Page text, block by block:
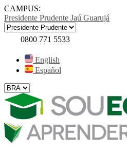
CAMPUS:
Presidente Prudente Jaú Guarujá
0800 771 5533
English
Español